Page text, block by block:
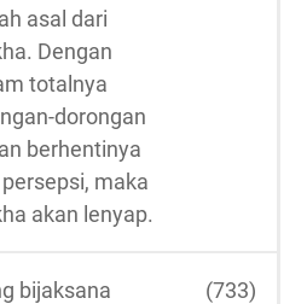
asal dari
Dengan
totalnya
dorongan
berhentinya
maka
akan lenyap.
bijaksana
(733)